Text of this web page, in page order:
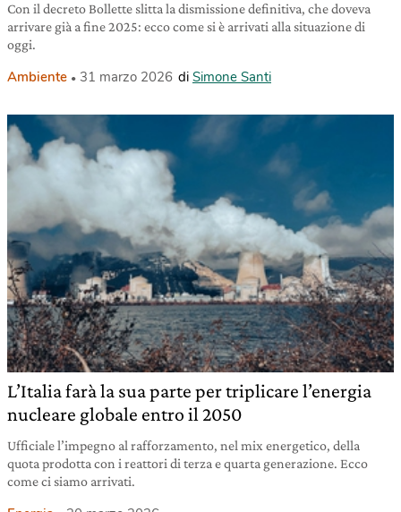
Con il decreto Bollette slitta la dismissione definitiva, che doveva
arrivare già a fine 2025: ecco come si è arrivati alla situazione di
oggi.
Ambiente 31 marzo 2026 di Simone Santi
L’Italia farà la sua parte per triplicare l’energia
nucleare globale entro il 2050
Ufficiale l’impegno al rafforzamento, nel mix energetico, della
quota prodotta con i reattori di terza e quarta generazione. Ecco
come ci siamo arrivati.